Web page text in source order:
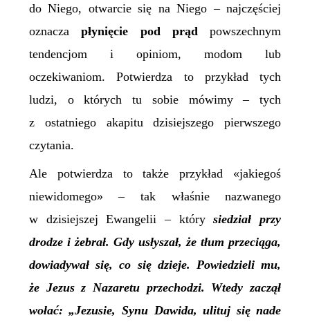
do Niego, otwarcie się na Niego – najczęściej
oznaczapłynięcie pod prądpowszechnym
tendencjom i opiniom, modom lub
oczekiwaniom. Potwierdza to przykład tych
ludzi, o których tu sobie mówimy – tych
z ostatniego akapitu dzisiejszego pierwszego
czytania.
Ale potwierdza to także przykład «jakiegoś
niewidomego» – tak właśnie nazwanego
w dzisiejszej Ewangelii – którysiedział przy
drodze i żebrał. Gdy usłyszał, że tłum przeciąga,
dowiadywał się, co się dzieje. Powiedzieli mu,
że Jezus z Nazaretu przechodzi. Wtedy zaczął
wołać: „Jezusie, Synu Dawida, ulituj się nade